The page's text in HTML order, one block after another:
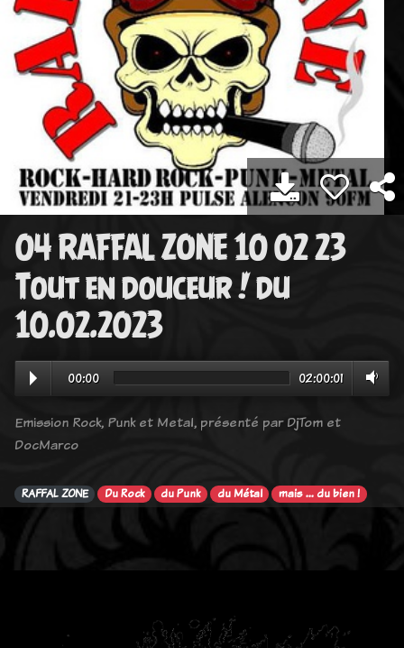
04 RAFFAL ZONE 10 02 23
Tout en douceur ! du
10.02.2023
00:00 02:00:01
Emission Rock, Punk et Metal, présenté par DjTom et
DocMarco
RAFFAL ZONE Du Rock du Punk du Métal mais ... du bien !